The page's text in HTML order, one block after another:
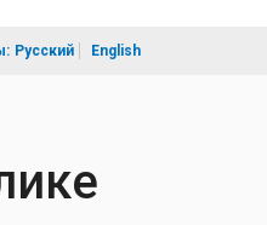
Русский English